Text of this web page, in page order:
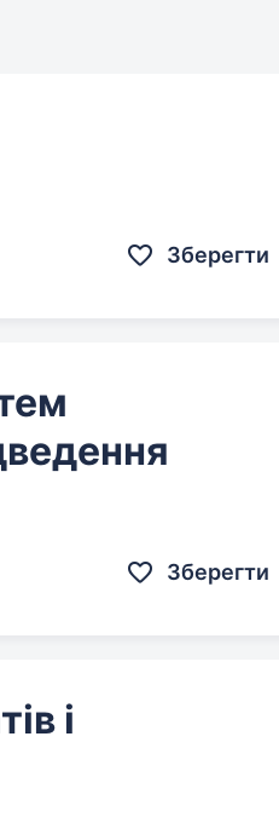
Зберегти
Зберегти
і